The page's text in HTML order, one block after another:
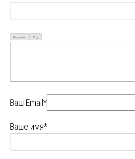
Визуально Код
Ваш Email*
Ваше имя*